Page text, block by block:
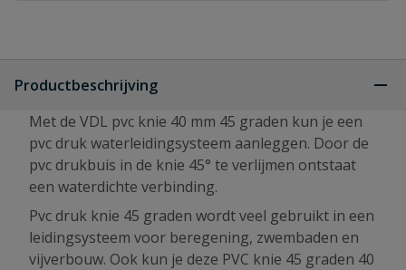
Productbeschrijving
Met de VDL pvc knie 40 mm 45 graden kun je een
pvc druk waterleidingsysteem aanleggen. Door de
pvc drukbuis in de knie 45° te verlijmen ontstaat
een waterdichte verbinding.
Pvc druk knie 45 graden wordt veel gebruikt in een
leidingsysteem voor beregening, zwembaden en
vijverbouw. Ook kun je deze PVC knie 45 graden 40